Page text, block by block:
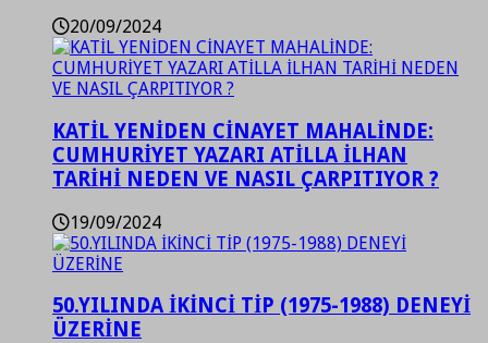
20/09/2024
KATİL YENİDEN CİNAYET MAHALİNDE:
CUMHURİYET YAZARI ATİLLA İLHAN
TARİHİ NEDEN VE NASIL ÇARPITIYOR ?
19/09/2024
50.YILINDA İKİNCİ TİP (1975-1988) DENEYİ
ÜZERİNE